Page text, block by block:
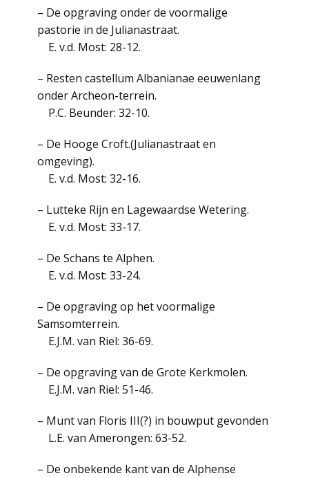
– De opgraving onder de voormalige
pastorie in de Julianastraat.
E. v.d. Most: 28-12.
– Resten castellum Albanianae eeuwenlang
onder Archeon-terrein.
P.C. Beunder: 32-10.
– De Hooge Croft.(Julianastraat en
omgeving).
E. v.d. Most: 32-16.
– Lutteke Rijn en Lagewaardse Wetering.
E. v.d. Most: 33-17.
– De Schans te Alphen.
E. v.d. Most: 33-24.
– De opgraving op het voormalige
Samsomterrein.
E.J.M. van Riel: 36-69.
– De opgraving van de Grote Kerkmolen.
E.J.M. van Riel: 51-46.
– Munt van Floris III(?) in bouwput gevonden
L.E. van Amerongen: 63-52.
– De onbekende kant van de Alphense